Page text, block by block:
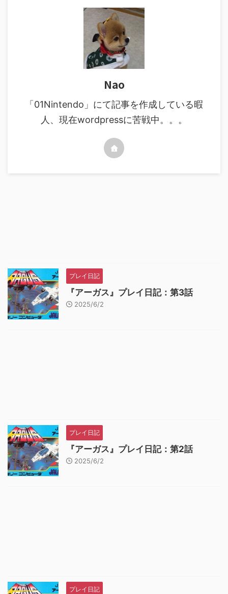
Nao
「01Nintendo」にて記事を作成している暇
人、現在wordpressに苦戦中。。。
プレイ日記
『アーガス』プレイ日記：第3話
2025/6/2
プレイ日記
『アーガス』プレイ日記：第2話
2025/6/2
プレイ日記